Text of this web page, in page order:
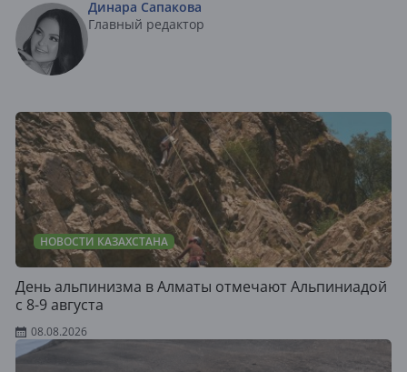
Динара Сапакова
Главный редактор
НОВОСТИ КАЗАХСТАНА
День альпинизма в Алматы отмечают Альпиниадой
с 8-9 августа
08.08.2026